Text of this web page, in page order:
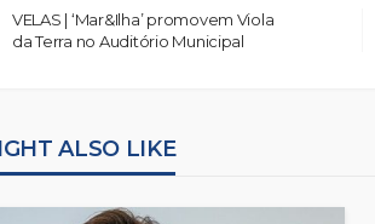
VELAS | ‘Mar&Ilha’ promovem Viola
da Terra no Auditório Municipal
ALSO LIKE